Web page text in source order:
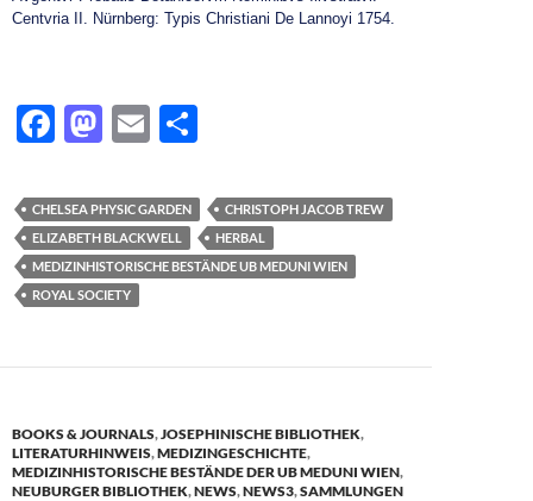
Centvria II. Nürnberg: Typis Christiani De Lannoyi 1754.
F
e
b
o
o
M
to
d
o
n
E
ail le
n
CHELSEA PHYSIC GARDEN
CHRISTOPH JACOB TREW
ELIZABETH BLACKWELL
HERBAL
MEDIZINHISTORISCHE BESTÄNDE UB MEDUNI WIEN
ROYAL SOCIETY
BOOKS & JOURNALS,JOSEPHINISCHE BIBLIOTHEK,
LITERATURHINWEIS,MEDIZINGESCHICHTE,
MEDIZINHISTORISCHE BESTÄNDE DER UB MEDUNI WIEN,
NEUBURGER BIBLIOTHEK,NEWS,NEWS3,SAMMLUNGEN